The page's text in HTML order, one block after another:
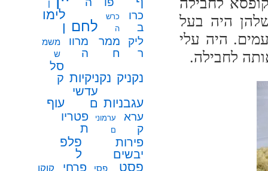
היה בעל
היה עלי
לחבילה.
ן
כרו
ב
כרש
ה
לחם
לימו
ן
ליק
ר
ממר
ח
מרוו
ה
משמ
ש
נקניק נקניקיות
סל
ק
עגבניות
עדשי
ם
עוף
ערא
ק
ערמוני
ם
פטריו
ת
פירות
יבשים
פלפ
ל
פסט
פסי
פרחי
קוקו